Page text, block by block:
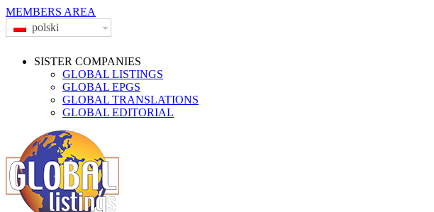
MEMBERS AREA
polski
SISTER COMPANIES
GLOBAL LISTINGS
GLOBAL EPGS
GLOBAL TRANSLATIONS
GLOBAL EDITORIAL